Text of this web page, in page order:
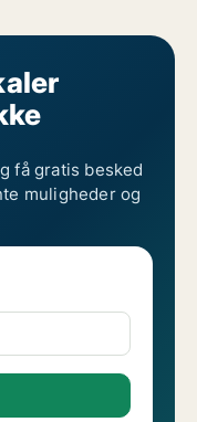
få gratis besked
muligheder og